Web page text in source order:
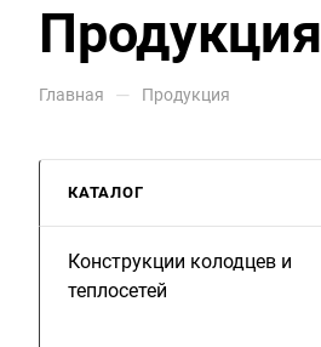
Продукция
Главная — Продукция
КАТАЛОГ
Конструкции колодцев и
теплосетей